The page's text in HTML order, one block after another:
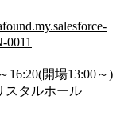
0011
16:20(開場13:00～)
タルホール